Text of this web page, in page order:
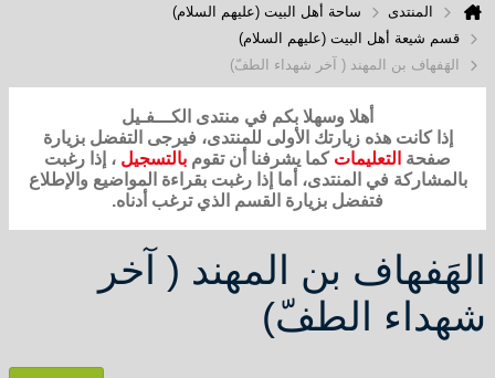
المنتدى
ساحة أهل البيت (عليهم السلام)
قسم شيعة أهل البيت (عليهم السلام)
الهَفهاف بن المهند ( آخر شهداء الطفّ)
أهلا وسهلا بكم في منتدى الكـــفـيل
إذا كانت هذه زيارتك الأولى للمنتدى، فيرجى التفضل بزيارة
صفحة التعليمات كما يشرفنا أن تقوم بالتسجيل ، إذا رغبت
بالمشاركة في المنتدى، أما إذا رغبت بقراءة المواضيع والإطلاع
فتفضل بزيارة القسم الذي ترغب أدناه.
الهَفهاف بن المهند ( آخر
شهداء الطفّ)